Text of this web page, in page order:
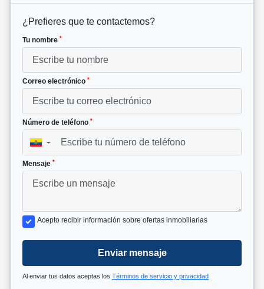
¿Prefieres que te contactemos?
Tu nombre *
Correo electrónico *
Número de teléfono *
▼
Mensaje *
Acepto recibir información sobre ofertas inmobiliarias
Enviar mensaje
Al enviar tus datos aceptas los Términos de servicio y privacidad